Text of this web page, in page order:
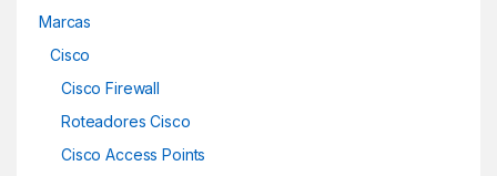
Marcas
Cisco
Cisco Firewall
Roteadores Cisco
Cisco Access Points